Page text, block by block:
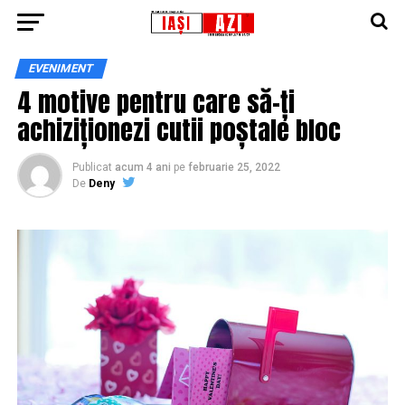
EVENIMENT
4 motive pentru care să-ți
achiziționezi cutii poștale bloc
Publicat acum 4 ani pe februarie 25, 2022
De Deny